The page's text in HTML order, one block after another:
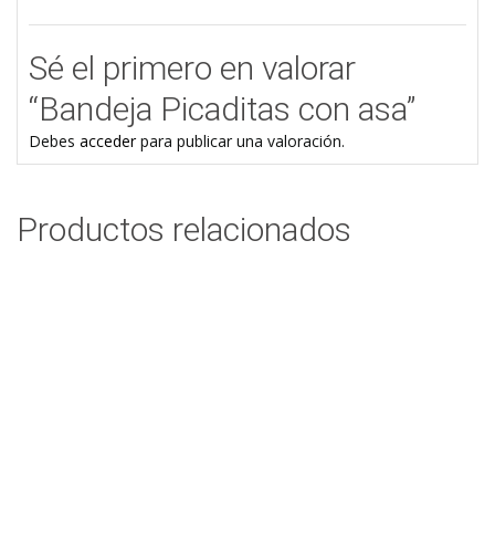
Sé el primero en valorar
“Bandeja Picaditas con asa”
Debes accederpara publicar una valoración.
Productos relacionados